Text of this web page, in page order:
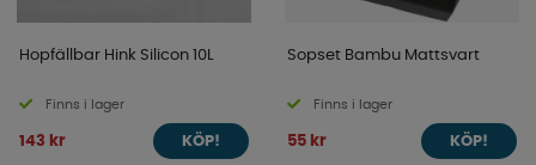
Hopfällbar Hink Silicon 10L
Finns i lager
143 kr KÖP!
Sopset Bambu Mattsvart
Finns i lager
55 kr KÖP!